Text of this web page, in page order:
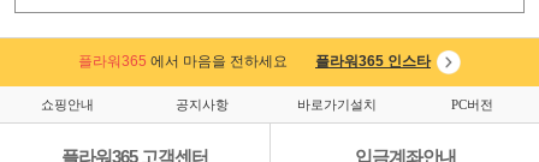
플라워365 에서 마음을 전하세요 플라워365 인스타
쇼핑안내 공지사항 바로가기설치 PC버전
플라워365 고객센터 입금계좌안내